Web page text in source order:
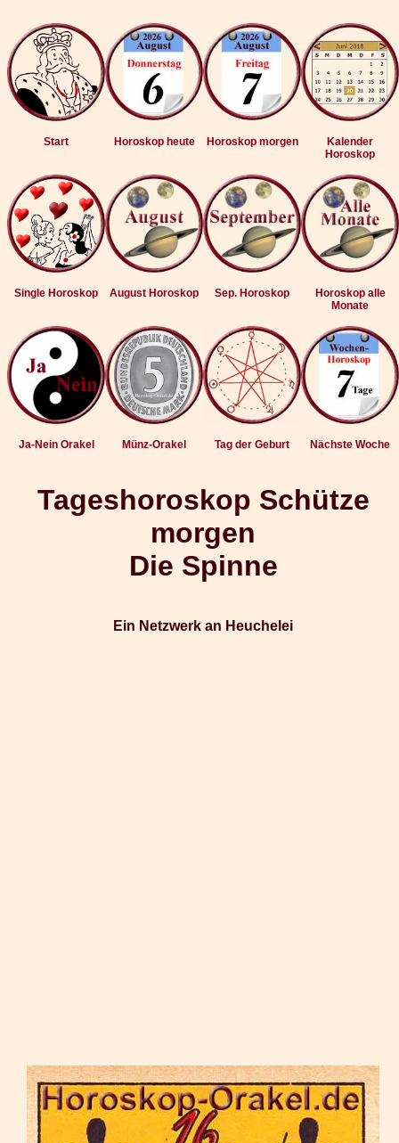
Start Horoskop heute Horoskop morgen
Kalender
Horoskop
Single Horoskop August Horoskop Sep. Horoskop
Horoskop alle
Monate
Ja-Nein Orakel Münz-Orakel Tag der Geburt Nächste Woche
Tageshoroskop Schütze
morgen
Die Spinne
Ein Netzwerk an Heuchelei